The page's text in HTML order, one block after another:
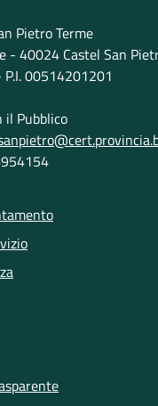
Pietro Terme
- 40024 Castel San
00514201201
il Pubblico